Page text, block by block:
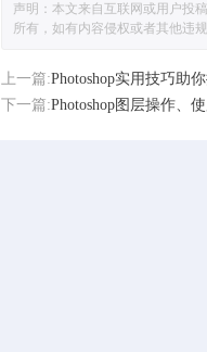
声明：本文来自互联网或用户投
所有，如有内容侵权或者其他违
上一篇:Photoshop实用技巧助
下一篇:Photoshop图层操作、